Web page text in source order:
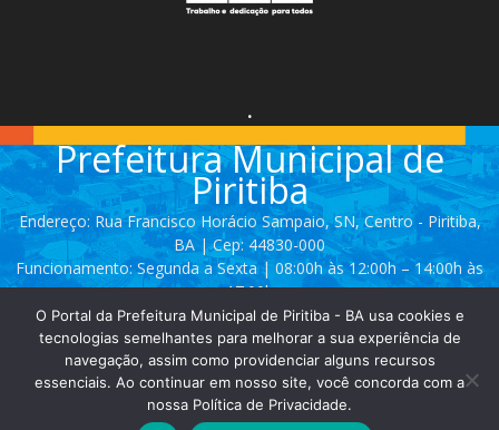
.
Prefeitura Municipal de
Piritiba
Endereço: Rua Francisco Horácio Sampaio, SN, Centro - Piritiba,
BA | Cep: 44830-000
Funcionamento: Segunda a Sexta | 08:00h às 12:00h – 14:00h às
17:00h
Telefone: (74) 3628 - 2111 / 3628 - 2153
Contato:comunicacao@piritiba.ba.gov.br
O Portal da Prefeitura Municipal de Piritiba - BA usa cookies e
tecnologias semelhantes para melhorar a sua experiência de
navegação, assim como providenciar alguns recursos
essenciais. Ao continuar em nosso site, você concorda com a
nossa Política de Privacidade.